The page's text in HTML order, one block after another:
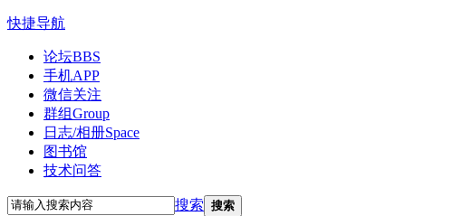
快捷导航
论坛BBS
手机APP
微信关注
群组Group
日志/相册Space
图书馆
技术问答
搜索 搜索